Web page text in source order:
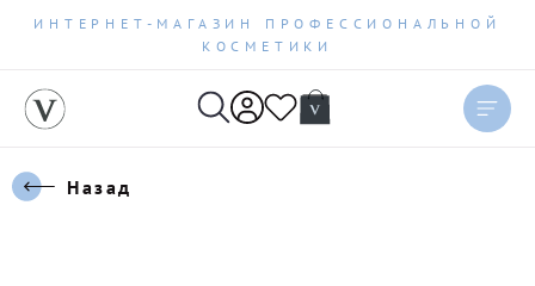
ИНТЕРНЕТ-МАГАЗИН ПРОФЕССИОНАЛЬНОЙ
КОСМЕТИКИ
Назад